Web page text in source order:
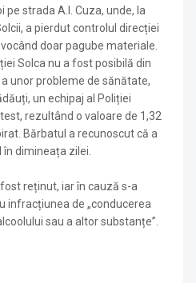
pe strada A.I. Cuza, unde, la
a pierdut controlul direcției
doar pagube materiale.
Solca nu a fost posibilă din
unor probleme de sănătate,
un echipaj al Poliției
rezultând o valoare de 1,32
Bărbatul a recunoscut că a
dimineața zilei.
reținut, iar în cauză s-a
infracțiunea de „conducerea
sau a altor substanțe”.